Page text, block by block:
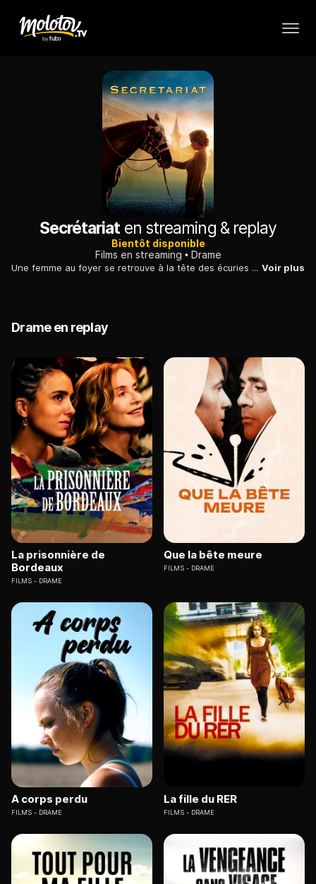
Secrétariaten streaming & replay
Bientôt disponible
Films en streaming
Drame
Une femme au foyer se retrouve à la tête des écuries de son père. Avec l'aide d'un entraîneur, elle se forge un nom dans le milieu des courses hippiques. Voir plus
Drame en replay
La prisonnière de
Bordeaux
FILMS DRAME
Que la bête meure
FILMS DRAME
A corps perdu
FILMS DRAME
La fille du RER
FILMS DRAME